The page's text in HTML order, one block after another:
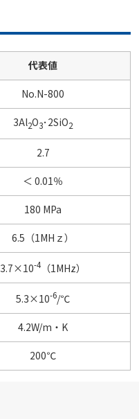
代表値
No.N-800
3Al2O3･2SiO2
2.7
＜ 0.01％
180 MPa
6.5（1MHｚ）
3.7×10-4 （1MHz）
5.3×10-6/℃
4.2W/m・K
200℃